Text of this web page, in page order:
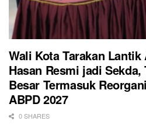
Wali Kota Tarakan Lantik
Hasan Resmi jadi Sekda,
Besar Termasuk
ABPD 2027
0 SHARES